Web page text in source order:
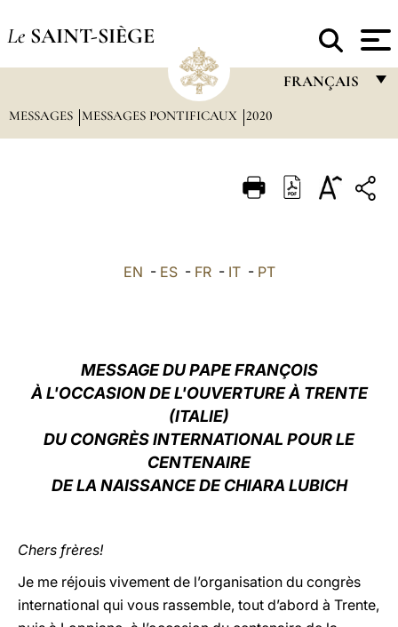
Le SAINT-SIÈGE
FRANÇAIS
ITALIANO
中文
MESSAGES MESSAGES PONTIFICAUX 2020
EN - ES- FR- IT- PT
MESSAGE DU PAPE FRANÇOIS
À L'OCCASION DE L'OUVERTURE À TRENTE
(ITALIE)
DU CONGRÈS INTERNATIONAL POUR LE
CENTENAIRE
DE LA NAISSANCE DE CHIARA LUBICH
Chers frères!
Je me réjouis vivement de l’organisation du congrès
international qui vous rassemble, tout d’abord à Trente,